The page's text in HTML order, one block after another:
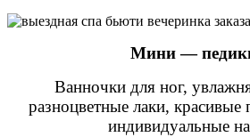
Мини —
Ванночки для ног,
разноцветные лаки, красивые
индивидуальные